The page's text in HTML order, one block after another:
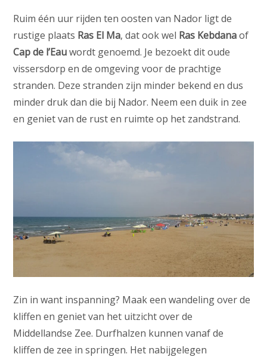
Ruim één uur rijden ten oosten van Nador ligt de
rustige plaats Ras El Ma, dat ook wel Ras Kebdanaof
Cap de l’Eauwordt genoemd. Je bezoekt dit oude
vissersdorp en de omgeving voor de prachtige
stranden. Deze stranden zijn minder bekend en dus
minder druk dan die bij Nador. Neem een duik in zee
en geniet van de rust en ruimte op het zandstrand.
Zin in want inspanning? Maak een wandeling over de
kliffen en geniet van het uitzicht over de
Middellandse Zee. Durfhalzen kunnen vanaf de
kliffen de zee in springen. Het nabijgelegen